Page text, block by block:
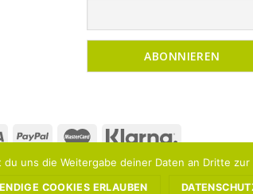
VERSAND & LIEFERUNG
2026 ©Agropha GmbH
uns die Weitergabe deiner Daten an Dritte
COOKIES ERLAUBEN